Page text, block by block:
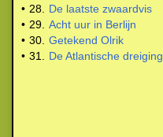
• 28.
De laatste zwaardvis
• 29. Acht uur in Berlijn
• 30. Getekend Olrik
• 31. De Atlantische dreiging